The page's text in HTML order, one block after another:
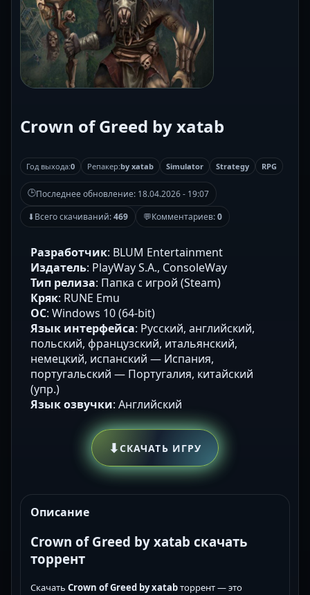
Crown of Greed by xatab
Год выхода:0 Репакер:by xatab Simulator Strategy RPG
🕒Последнее обновление: 18.04.2026 - 19:07
⬇Всего скачиваний:469 💬Комментариев:0
Разработчик: BLUM Entertainment
Издатель: PlayWay S.A., ConsoleWay
Тип релиза: Папка с игрой (Steam)
Кряк: RUNE Emu
ОС: Windows 10 (64-bit)
Язык интерфейса: Русский, английский,
польский, французский, итальянский,
немецкий, испанский — Испания,
португальский — Португалия, китайский
(упр.)
Язык озвучки: Английский
⬇СКАЧАТЬ ИГРУ
Описание
Crown of Greed by xatab скачать
торрент
Скачать Crown of Greed by xatabторрент — это